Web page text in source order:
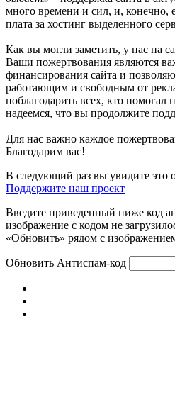
много времени и сил, и, конечно,
плата за хостинг выделенного
Как вы могли заметить, у нас на
Ваши пожертвования являются
финансирования сайта и
работающим и свободным от
поблагодарить всех, кто помогал
надеемся, что вы продолжите
Для нас важно каждое
Благодарим вас!
В следующий раз вы увидите это
Поддержите наш проект
Введите приведенный ниже код
изображение с кодом не
«Обновить» рядом с
Обновить Антиспам-код